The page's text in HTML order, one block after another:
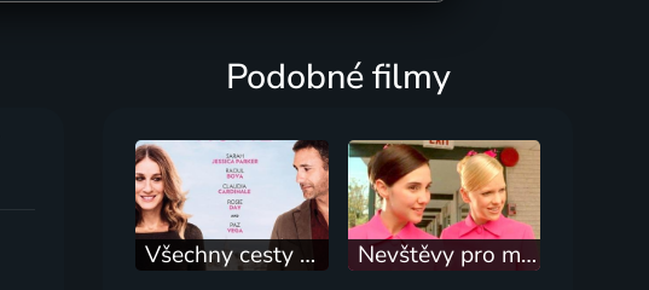
Podobné filmy
Všechny cesty vedou do Říma Nevštěvy pro milionáře